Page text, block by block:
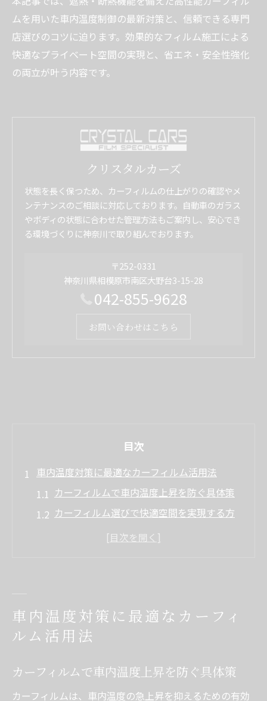
ムを用いた車内温度制御の最新対策と、信頼できる専門
店選びのコツに迫ります。効果的なフィルム施工による
快適なプライベート空間の実現と、省エネ・安全性強化
の両立が叶う内容です。
クリスタルカーズ
状態を長く保つため、カーフィルムの仕上がりの確認やメ
ンテナンスのご相談に対応しております。自動車のガラス
やボディの状態に合わせた管理方法もご案内し、安心でき
る環境づくりに神奈川で取り組んでおります。
〒252-0331
神奈川県相模原市南区大野台3-15-28
042-855-9628
お問い合わせはこちら
目次
車内温度対策に最適なカーフィルム活用法
カーフィルムで車内温度上昇を防ぐ具体策
カーフィルム選びで快適空間を実現する方
車内温度制御に役立つカーフィルムの選び
方
快適な車生活のための神奈川県カーフィルム事
情
車内温度対策に最適なカーフィ
ルム活用法
カーフィルムで車内温度上昇を防ぐ具体策
カーフィルムは、車内温度の急上昇を抑えるための有効